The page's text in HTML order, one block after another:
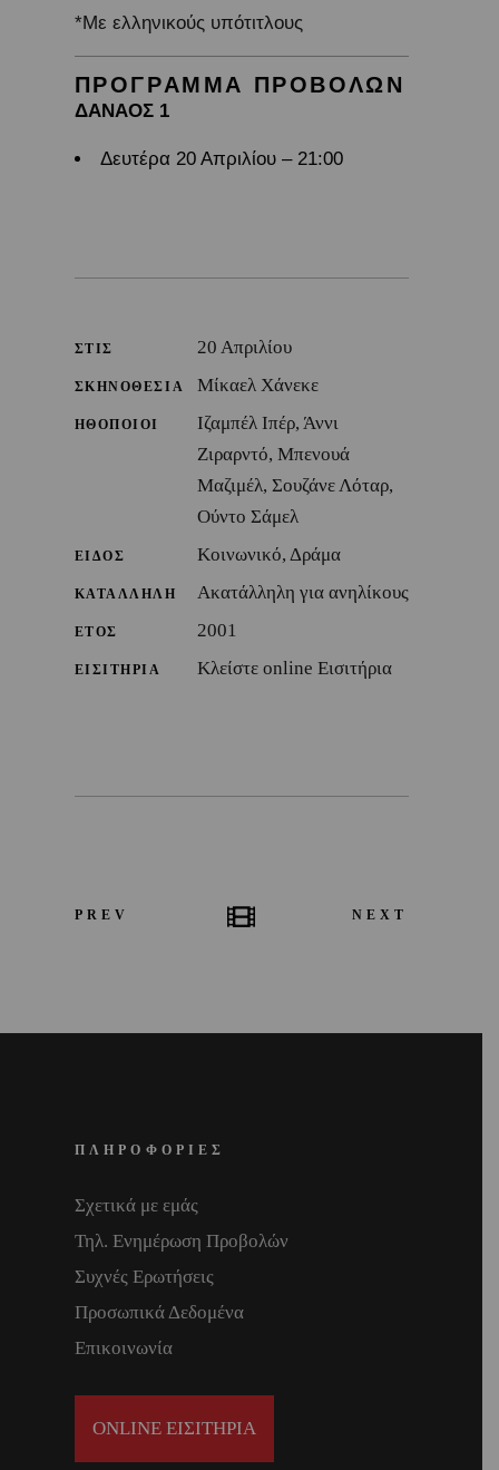
*Με ελληνικούς υπότιτλους
ΠΡΟΓΡΑΜΜΑ ΠΡΟΒΟΛΩΝ
ΔΑΝΑΟΣ 1
Δευτέρα 20 Απριλίου – 21:00
ΣΤΙΣ 20 Απριλίου
ΣΚΗΝΟΘΕΣΙΑ Μίκαελ Χάνεκε
ΗΘΟΠΟΙΟΙ
Ιζαμπέλ Ιπέρ, Άννι
Ζιραρντό, Μπενουά
Μαζιμέλ, Σουζάνε Λόταρ,
Ούντο Σάμελ
ΕΙΔΟΣ Κοινωνικό, Δράμα
ΚΑΤΑΛΛΗΛΗ Ακατάλληλη για ανηλίκους
ΕΤΟΣ 2001
ΕΙΣΙΤΗΡΙΑ Κλείστε online Εισιτήρια
PREV NEXT
ΠΛΗΡΟΦΟΡΙΕΣ
Σχετικά με εμάς
Τηλ. Ενημέρωση Προβολών
Συχνές Ερωτήσεις
Προσωπικά Δεδομένα
Επικοινωνία
ONLINE ΕΙΣΙΤΗΡΙΑ